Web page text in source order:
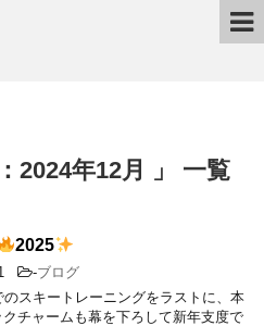
2024年12月 」 一覧
2025
-ブログ
のスキートレーニングをラストに、本
チャームも幕を下ろして新年支度で